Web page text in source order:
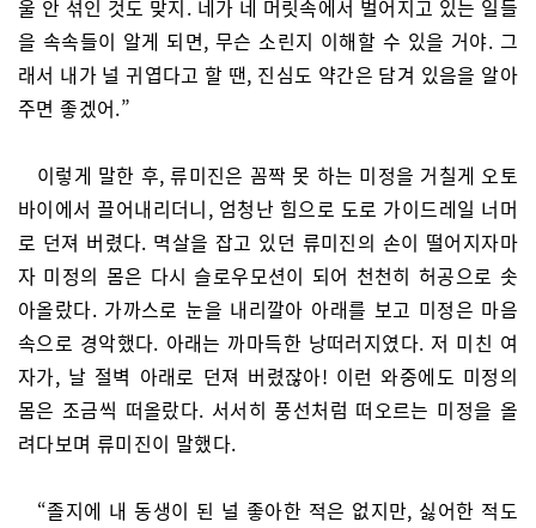
울 안 섞인 것도 맞지. 네가 네 머릿속에서 벌어지고 있는 일들
을 속속들이 알게 되면, 무슨 소린지 이해할 수 있을 거야. 그
래서 내가 널 귀엽다고 할 땐, 진심도 약간은 담겨 있음을 알아
주면 좋겠어.”
이렇게 말한 후, 류미진은 꼼짝 못 하는 미정을 거칠게 오토
바이에서 끌어내리더니, 엄청난 힘으로 도로 가이드레일 너머
로 던져 버렸다. 멱살을 잡고 있던 류미진의 손이 떨어지자마
자 미정의 몸은 다시 슬로우모션이 되어 천천히 허공으로 솟
아올랐다. 가까스로 눈을 내리깔아 아래를 보고 미정은 마음
속으로 경악했다. 아래는 까마득한 낭떠러지였다. 저 미친 여
자가, 날 절벽 아래로 던져 버렸잖아! 이런 와중에도 미정의
몸은 조금씩 떠올랐다. 서서히 풍선처럼 떠오르는 미정을 올
려다보며 류미진이 말했다.
“졸지에 내 동생이 된 널 좋아한 적은 없지만, 싫어한 적도